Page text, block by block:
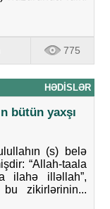
775
HƏDISLƏR
bütün yaxşı
(s) belə
“Allah-taala
ilahə illəllah”,
zikirlərinin...